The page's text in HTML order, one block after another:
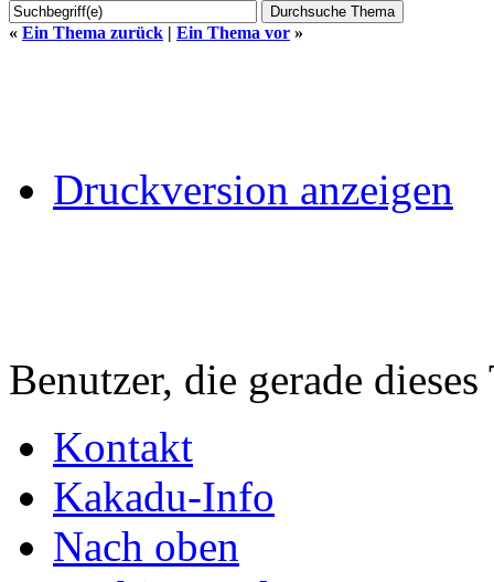
« Ein Thema zurück | Ein Thema vor »
Druckversion anzeigen
Benutzer, die gerade
Kontakt
Kakadu-Info
Nach oben